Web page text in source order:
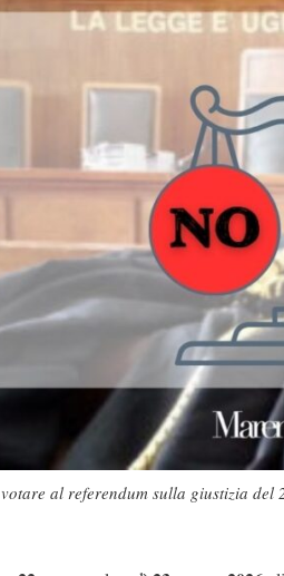
al referendum sulla giustizia del